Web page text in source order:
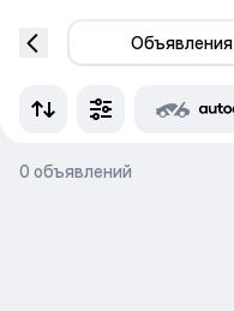
Объявления
0 объявлений